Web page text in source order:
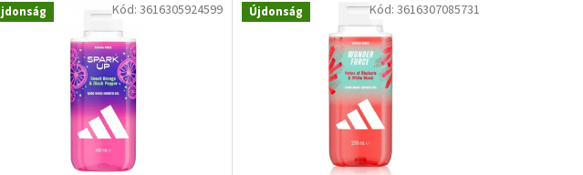
Kód: 3616305924599 Újdonság Kód: 3616307085731